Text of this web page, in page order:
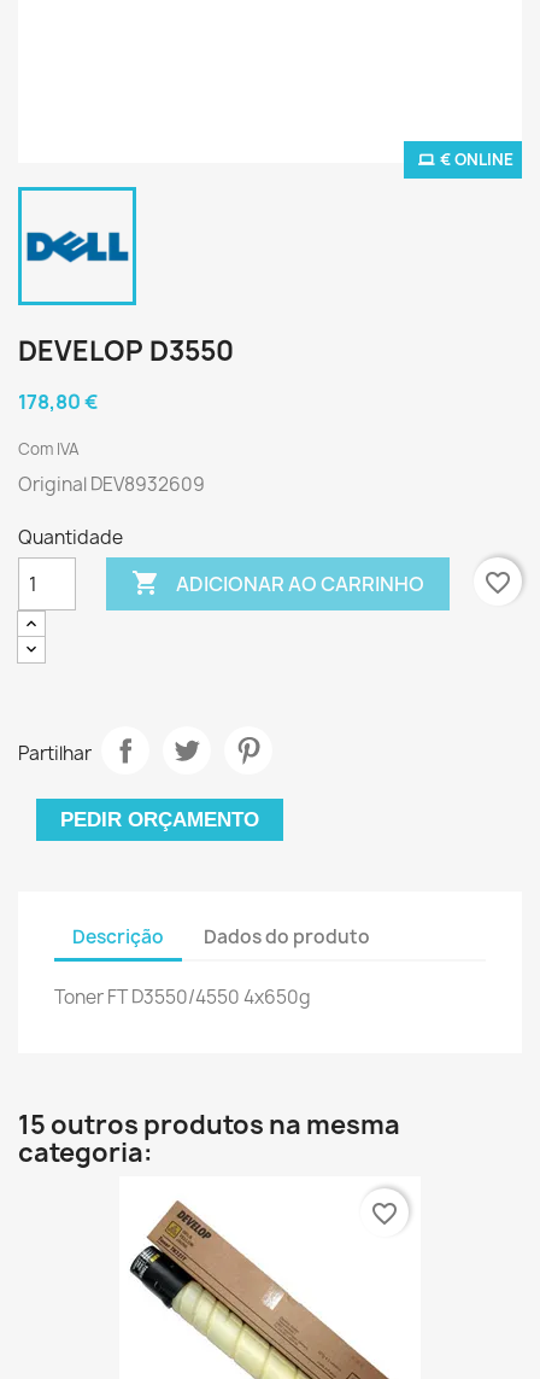
€ ONLINE
DEVELOP D3550
178,80 €
Com IVA
Original DEV8932609
Quantidade
 ADICIONAR AO CARRINHO favorite_border
Partilhar
PEDIR ORÇAMENTO
Descrição Dados do produto
Toner FT D3550/4550 4x650g
15 outros produtos na mesma
categoria:
favorite_border